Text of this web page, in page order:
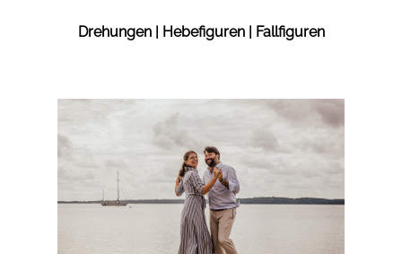
Drehungen | Hebefiguren | Fallfiguren